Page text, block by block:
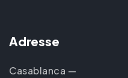
Adresse
Casablanca —